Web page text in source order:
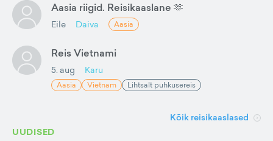
Aasia riigid. Reisikaaslane 🫶
Eile Daiva Aasia
Reis Vietnami
5. aug Karu
Aasia Vietnam Lihtsalt puhkusereis
Kõik reisikaaslased
UUDISED